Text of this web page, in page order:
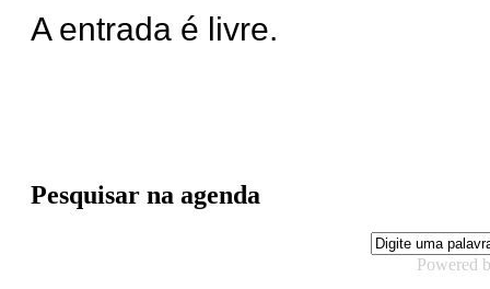
A entrada é livre.
Pesquisar na agenda
Powered